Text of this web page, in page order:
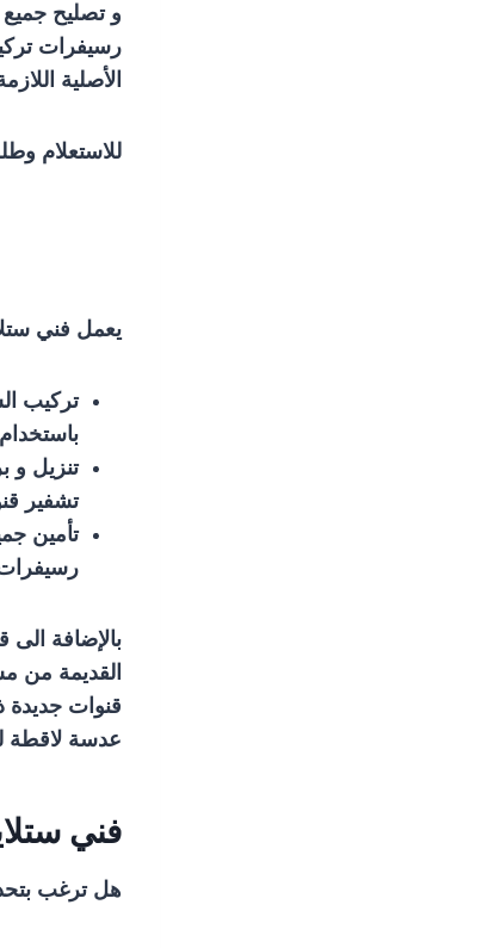
و تصليح جميع
رسيفرات
الأصلية
للاستعلام
يعمل فني
تركيب
تنزيل و
تشفير
تأمين
بالإضافة الى
القديمة من
قنوات جديدة
عدسة لاقطة
فني
هل ترغب